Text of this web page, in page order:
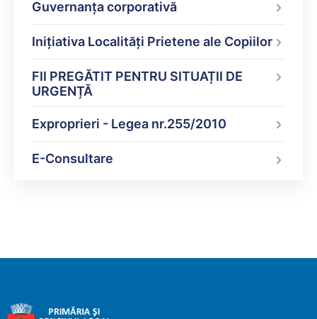
Guvernanța corporativă
Inițiativa Localități Prietene ale Copiilor
FII PREGĂTIT PENTRU SITUAȚII DE
URGENȚĂ
Exproprieri - Legea nr.255/2010
E-Consultare